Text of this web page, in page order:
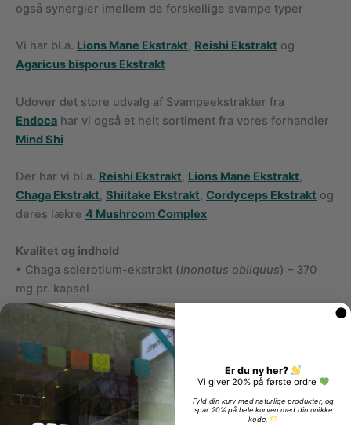
også synergier imellem de forskellige svampe typer
Vi har bl.a. Lions Mane Ekstrakt, Reishi Ekstrakt og
Agaricus bisporus Ekstrakt
Udover det store udvalg af Svampeekstrakter fra
Endoca har vi også et helt sortiment fra vores forhandler
Mind Shi
Der har vi bl.a. Reishi Ekstrakt, Lions Mane Ekstrakt,
Chaga Ekstrakt, Shiitake Ekstrakt, Cordyceps Ekstrakt og
deres lækre 4 Mushroom Complex
Kvalitet og indhold
• Chaga sclerotium-ekstrakt (Inonotus obliquus) – 370
mg pr. kapsel
• Vegetabilsk kapsel (hydroxypropylmethylcellulose)
• Fri for kunstige tilsætningsstoffer
• Plantebaseret og laboratorietestet
Er du ny her?
Vi giver 20% på første ordre
Fyld din kurv med naturlige produkter, og
spar 20% på hele kurven med din unikke
kode.